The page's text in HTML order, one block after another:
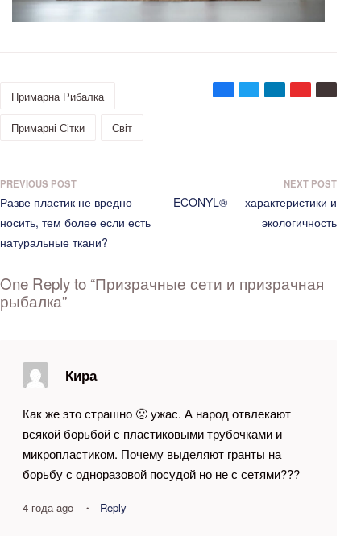
Tags:
Примарна Рибалка
Примарні Сітки Світ
Н
а
в
и
г
а
ц
PREVIOUS POST
Previous
post:
Разве пластик не вредно
носить, тем более если есть
натуральные ткани?
NEXT POST
Next
ECONYL® — характеристики и
экологичность
One Reply to “Призрачные сети и призрачная
рыбалка”
Кира
Как же это страшно 🙁 ужас. А народ отвлекают
всякой борьбой с пластиковыми трубочками и
микропластиком. Почему выделяют гранты на
борьбу с одноразовой посудой но не с сетями???
4 года ago Reply